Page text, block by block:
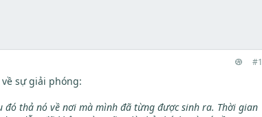
#1
sự giải phóng:
thả nó về nơi mà mình đã từng được sinh ra. Thời gian